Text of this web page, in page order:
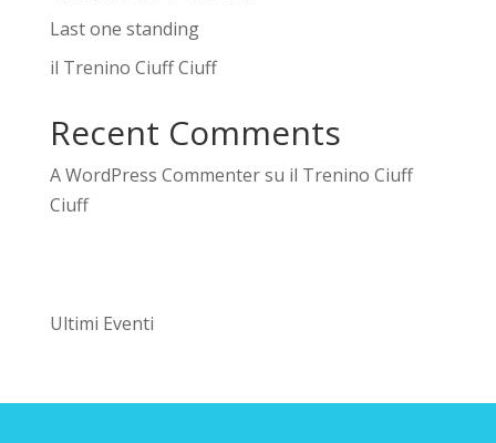
Last one standing
il Trenino Ciuff Ciuff
Recent Comments
A WordPress Commentersu il Trenino Ciuff
Ciuff
Ultimi Eventi